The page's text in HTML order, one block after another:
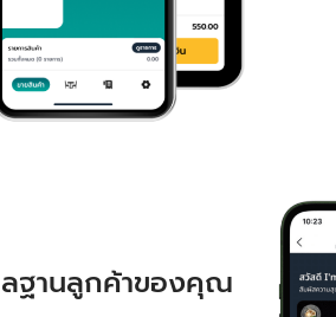
ฐานลูกค้าของคุณ